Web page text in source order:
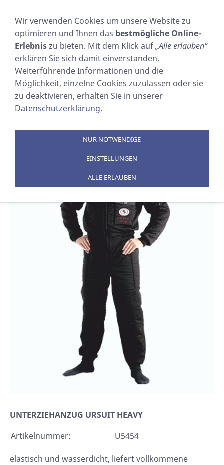
Unterziehanzug URSUIT
Heavy
Sie sind hier:SOSTECHNIC Sicherheitsausrüstung
GmbH»PRODUKTE»ÜBERLEBENSANZÜGE
UNTERZIEHANZUG URSUIT HEAVY
Artikelnummer:
U5454
elastisch und wasserdicht, liefert vollkommene
Wir verwenden Cookies um unsere Website zu
optimieren und Ihnen das bestmögliche Online-
Erlebniszu bieten. Mit dem Klick auf„Alle erlauben“
erklären Sie sich damit einverstanden.
Weiterführende Informationen und die
Möglichkeit, einzelne Cookies zuzulassen oder sie
zu deaktivieren, erhalten Sie in unserer
Datenschutzerklärung.
NUR NOTWENDIGE
EINSTELLUNGEN
ALLE ERLAUBEN